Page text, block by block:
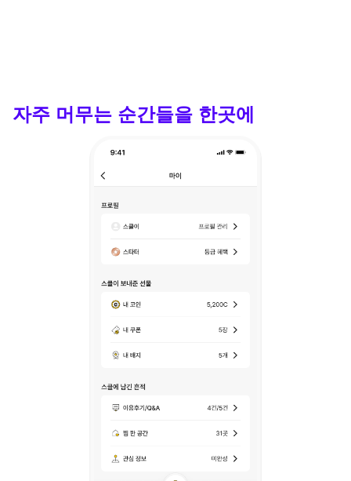
자주 머무는 순간들을 한곳에